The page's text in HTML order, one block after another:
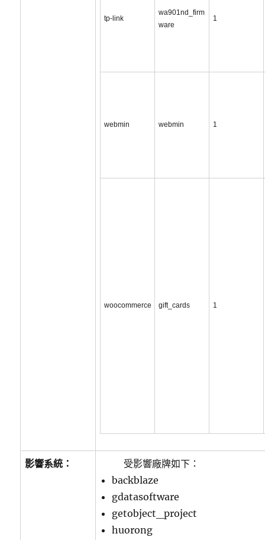
tp-link
wa901nd_firm
ware
1
webmin webmin 1
woocommerce gift_cards 1
影響系統：
受影響廠牌如下：
backblaze
gdatasoftware
getobject_project
huorong